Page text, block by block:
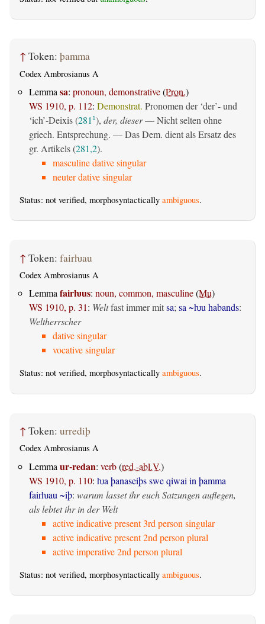
↑ Token: þamma
Codex Ambrosianus A
Lemma sa: pronoun, demonstrative(Pron.)
WS 1910, p. 112: Demonstrat. Pronomen der ‘der’- und
‘ich’-Deixis (281 1), der, dieser— Nicht selten ohne
griech. Entsprechung. — Das Dem. dient als Ersatz des
gr. Artikels (281,2).
masculine dative singular
neuter dative singular
Status: not verified, morphosyntactically ambiguous.
↑ Token: fairƕau
Codex Ambrosianus A
Lemmafairƕus: noun, common, masculine(Mu)
WS 1910, p. 31: Weltfast immer mitsa;sa ~ƕu habands:
Weltherrscher
dative singular
vocative singular
Status: not verified, morphosyntactically ambiguous.
↑ Token: urrediþ
Codex Ambrosianus A
Lemma ur-redan: verb(red.-abl.V.)
WS 1910, p. 110: ƕa þanaseiþs swe qiwai in þamma
fairƕau ~iþ: warum lasset ihr euch Satzungen auflegen,
als lebtet ihr in der Welt
active indicative present 3rd person singular
active indicative present 2nd person plural
active imperative 2nd person plural
Status: not verified, morphosyntactically ambiguous.